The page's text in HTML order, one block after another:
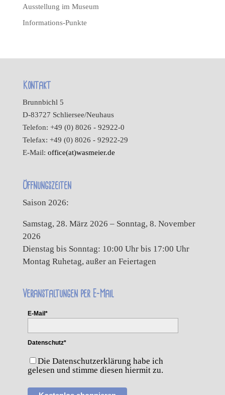
Ausstellung im Museum
Informations-Punkte
Kontakt
Brunnbichl 5
D-83727 Schliersee/Neuhaus
Telefon: +49 (0) 8026 - 92922-0
Telefax: +49 (0) 8026 - 92922-29
E-Mail: office(at)wasmeier.de
Öffnungszeiten
Saison 2026:
Samstag, 28. März 2026 – Sonntag, 8. November
2026
Dienstag bis Sonntag: 10:00 Uhr bis 17:00 Uhr
Montag Ruhetag, außer an Feiertagen
Veranstaltungen per E-Mail
E-Mail*
Datenschutz*
Die Datenschutzerklärung habe ich
gelesen und stimme diesen hiermit zu.